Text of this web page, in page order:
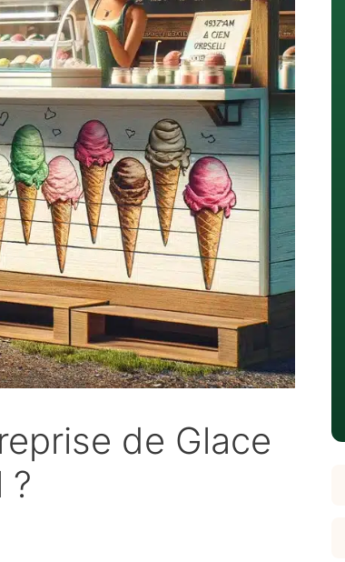
de Glace
?